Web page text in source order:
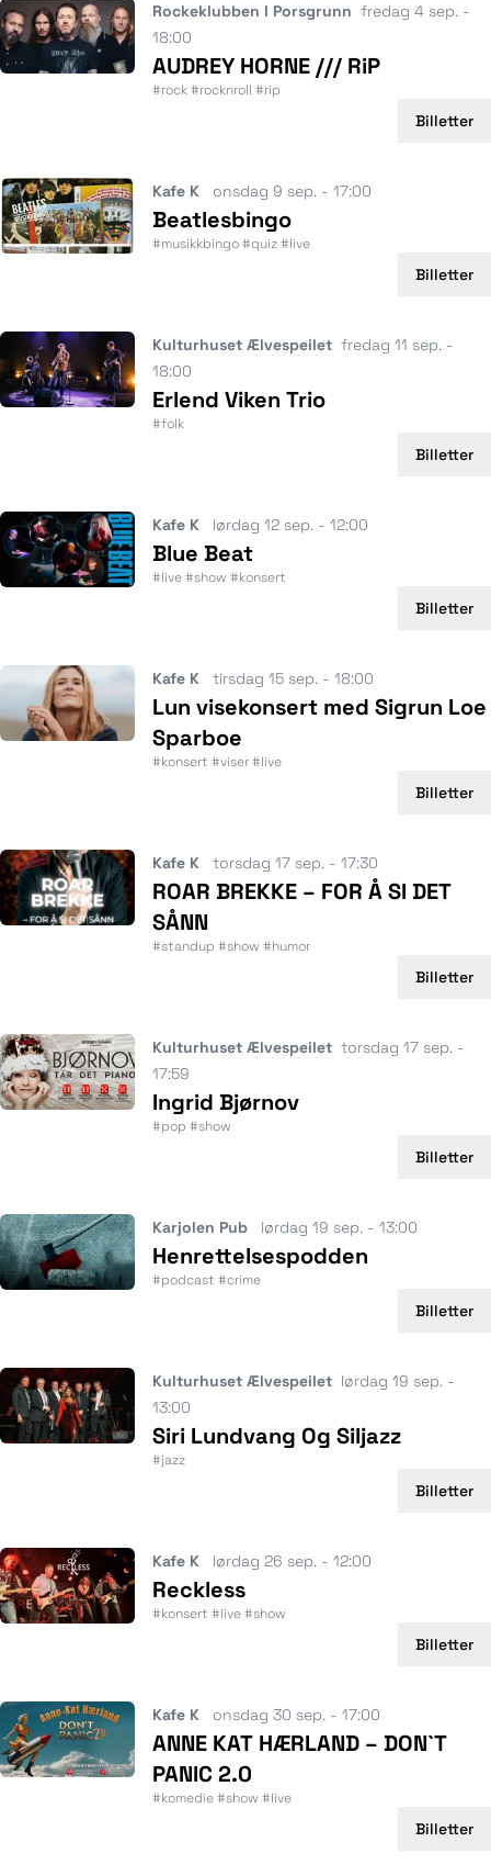
Rockeklubben I Porsgrunn fredag 4 sep. -
18:00
AUDREY HORNE /// RiP
#rock #rocknroll #rip
Billetter
Kafe K onsdag 9 sep. - 17:00
Beatlesbingo
#musikkbingo #quiz #live
Billetter
Kulturhuset Ælvespeilet fredag 11 sep. -
18:00
Erlend Viken Trio
#folk
Billetter
Kafe K lørdag 12 sep. - 12:00
Blue Beat
#live #show #konsert
Billetter
Kafe K tirsdag 15 sep. - 18:00
Lun visekonsert med Sigrun Loe
Sparboe
#konsert #viser #live
Billetter
Kafe K torsdag 17 sep. - 17:30
ROAR BREKKE – FOR Å SI DET
SÅNN
#standup #show #humor
Billetter
Kulturhuset Ælvespeilet torsdag 17 sep. -
17:59
Ingrid Bjørnov
#pop #show
Billetter
Karjolen Pub lørdag 19 sep. - 13:00
Henrettelsespodden
#podcast #crime
Billetter
Kulturhuset Ælvespeilet lørdag 19 sep. -
13:00
Siri Lundvang Og Siljazz
#jazz
Billetter
Kafe K lørdag 26 sep. - 12:00
Reckless
#konsert #live #show
Billetter
Kafe K onsdag 30 sep. - 17:00
ANNE KAT HÆRLAND – DON`T
PANIC 2.0
#komedie #show #live
Billetter